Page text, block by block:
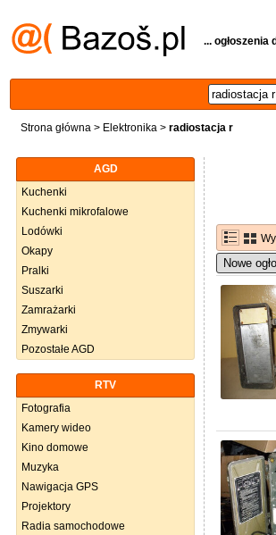
... ogłoszenia
Strona główna > Elektronika > radiostacja r
AGD
Kuchenki
Kuchenki mikrofalowe
Lodówki
Okapy
Pralki
Suszarki
Zamrażarki
Zmywarki
Pozostałe AGD
RTV
Fotografia
Kamery wideo
Kino domowe
Muzyka
Nawigacja GPS
Projektory
Radia samochodowe
Nowe